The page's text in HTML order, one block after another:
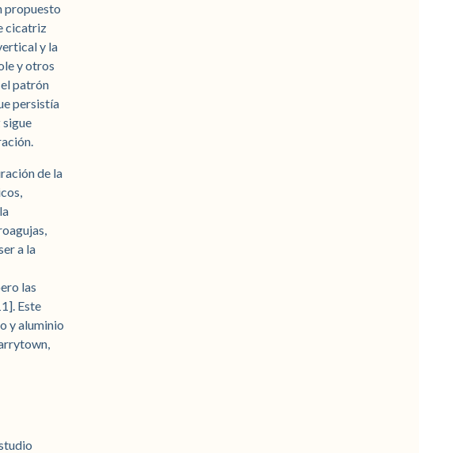
propuesto
cicatriz
y la
y otros
patrón
persistía
de la
a la
las
Este
y aluminio